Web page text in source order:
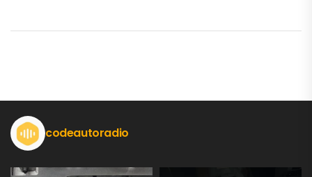
codeautoradio